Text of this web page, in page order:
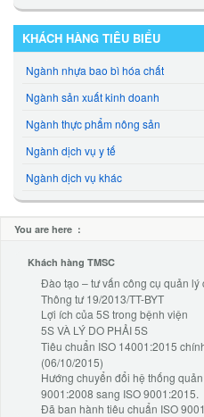
KHÁCH HÀNG TIÊU BIỂU
Ngành nhựa bao bì hóa chất
Ngành sản xuất kinh doanh
Ngành thực phẩm nông sản
Ngành dịch vụ y tế
Ngành dịch vụ khác
You are here :
Khách hàng TMSC
Đào tạo – tư vấn công cụ quản
Thông tư 19/2013/TT-BYT
Lợi ích của 5S trong bệnh viện
5S VÀ LÝ DO PHẢI 5S
Tiêu chuẩn ISO 14001:2015
(06/10/2015)
Hướng chuyển đổi hệ thống
9001:2008 sang ISO 9001:2015.
Đã ban hành tiêu chuẩn ISO